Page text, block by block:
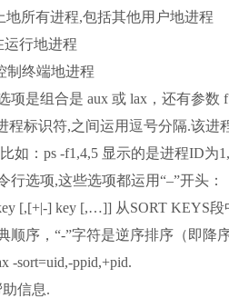
地所有进程,包括其他用户地进程
运行地进程
制终端地进程
项是组合是 aux 或 lax，还有参数 f
程标识符,之间运用逗号分隔.该
如：ps -f1,4,5 显示的是进程ID为
行选项,这些选项都运用“–”开头：
[,[+|-] key [,…]] 从SORT KEYS
顺序，“-”字符是逆序排序（即降
-sort=uid,-ppid,+pid.
助信息.